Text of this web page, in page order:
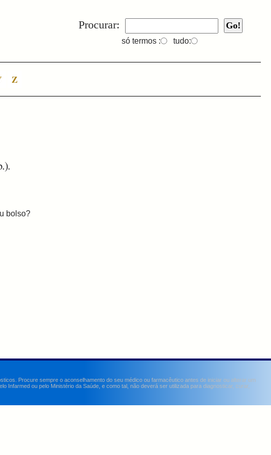
Procurar:
só termos : tudo:
Z
bolso?
Procure sempre o aconselhamento do seu médico ou farmacêutico antes de iniciar ou alterar um
Infarmed ou pelo Ministério da Saúde, e como tal, não deverá ser utilizada para diagnosticar, curar,